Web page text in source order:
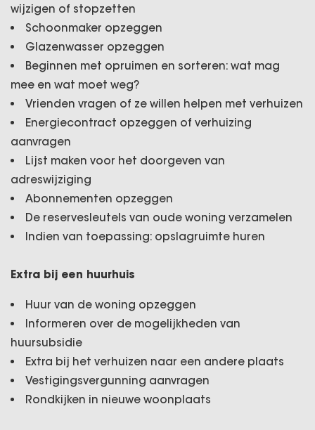
wijzigen of stopzetten
Schoonmaker opzeggen
Glazenwasser opzeggen
Beginnen met opruimen en sorteren: wat mag
mee en wat moet weg?
Vrienden vragen of ze willen helpen met verhuizen
Energiecontract opzeggen of verhuizing
aanvragen
Lijst maken voor het doorgeven van
adreswijziging
Abonnementen opzeggen
De reservesleutels van oude woning verzamelen
Indien van toepassing: opslagruimte huren
Extra bij een huurhuis
Huur van de woning opzeggen
Informeren over de mogelijkheden van
huursubsidie
Extra bij het verhuizen naar een andere plaats
Vestigingsvergunning aanvragen
Rondkijken in nieuwe woonplaats